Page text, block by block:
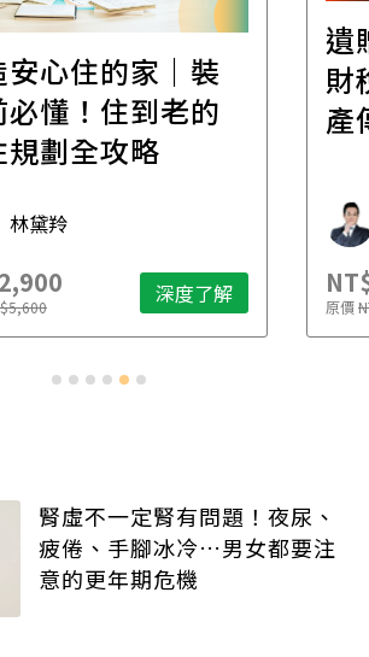
安心住的家｜裝
必懂！住到老的
規劃全攻略
林黛羚
深度了解
遺
財
產
原價
腎虛不一定腎有問題！夜尿、
疲倦、手腳冰冷…男女都要注
意的更年期危機